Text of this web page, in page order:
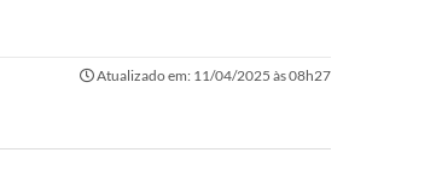
Atualizado em: 11/04/2025 às 08h27